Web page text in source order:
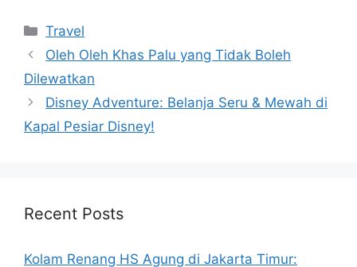
Categories
Travel
Oleh Oleh Khas Palu yang Tidak Boleh
Dilewatkan
Disney Adventure: Belanja Seru & Mewah di
Kapal Pesiar Disney!
Recent Posts
Kolam Renang HS Agung di Jakarta Timur: